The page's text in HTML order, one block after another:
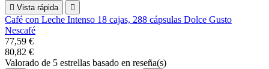
 Vista rápida 
Café con Leche Intenso 18 cajas, 288 cápsulas Dolce Gusto
Nescafé
77,59 €
80,82 €
Valorado de 5 estrellas basado en reseña(s)